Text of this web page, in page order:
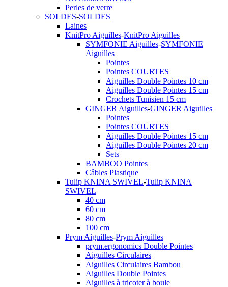
Perles de verre
SOLDES-SOLDES
Laines
KnitPro Aiguilles-KnitPro Aiguilles
SYMFONIE Aiguilles-SYMFONIE
Aiguilles
Pointes
Pointes COURTES
Aiguilles Double Pointes 10 cm
Aiguilles Double Pointes 15 cm
Crochets Tunisien 15 cm
GINGER Aiguilles-GINGER Aiguilles
Pointes
Pointes COURTES
Aiguilles Double Pointes 15 cm
Aiguilles Double Pointes 20 cm
Sets
BAMBOO Pointes
Câbles Plastique
Tulip KNINA SWIVEL-Tulip KNINA
SWIVEL
40 cm
60 cm
80 cm
100 cm
Prym Aiguilles-Prym Aiguilles
prym.ergonomics Double Pointes
Aiguilles Circulaires
Aiguilles Circulaires Bambou
Aiguilles Double Pointes
Aiguilles à tricoter à boule